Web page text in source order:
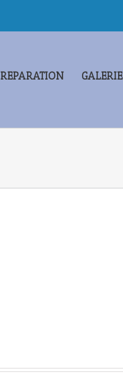
REPARATION GALERIE